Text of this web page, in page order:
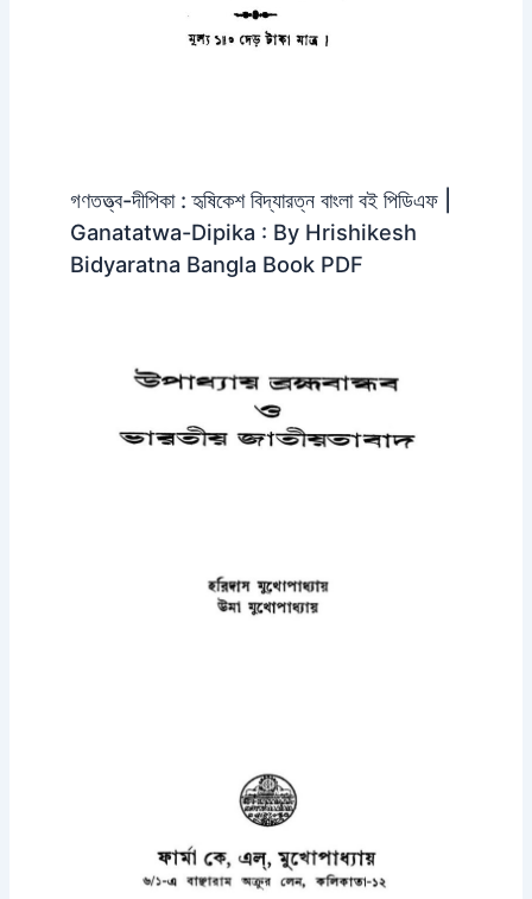
গণতত্ত্ব-দীপিকা : হৃষিকেশ বিদ্যারত্ন বাংলা বই পিডিএফ |
Ganatatwa-Dipika : By Hrishikesh
Bidyaratna Bangla Book PDF